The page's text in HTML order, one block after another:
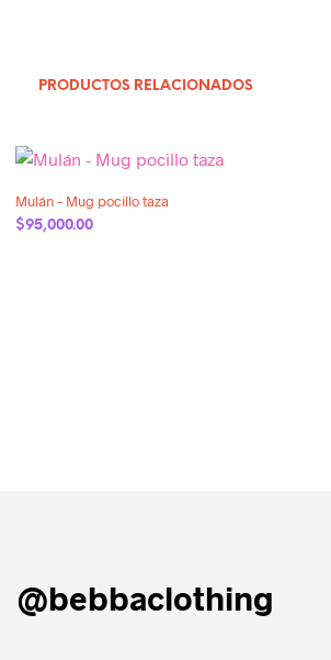
PRODUCTOS RELACIONADOS
Añadir a la lista de deseos
Mulán – Mug pocillo taza
$95,000.00
@bebbaclothing